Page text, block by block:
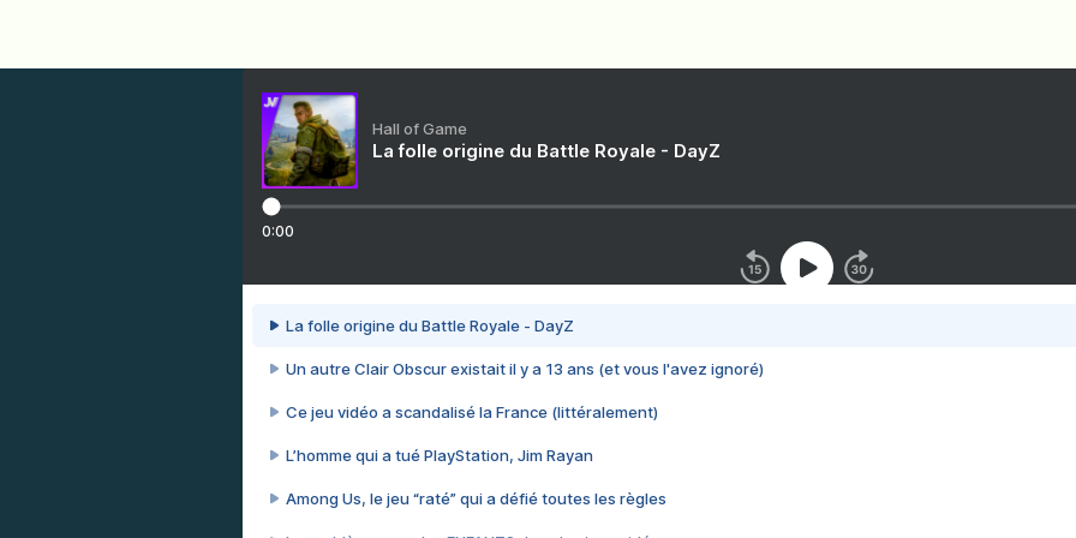
Hall of Game
La folle origine du Battle Royale - DayZ
0:00
La folle origine du Battle Royale - DayZ
Un autre Clair Obscur existait il y a 13 ans (et vous l'avez ignoré)
Ce jeu vidéo a scandalisé la France (littéralement)
L’homme qui a tué PlayStation, Jim Rayan
Among Us, le jeu “raté” qui a défié toutes les règles